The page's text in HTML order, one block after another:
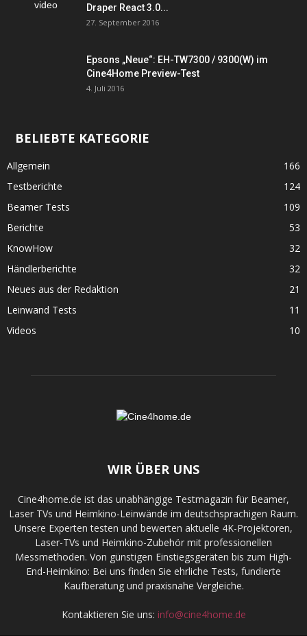
Draper React 3.0...
27. September 2016
Epsons „Neue“: EH-TW7300 / 9300(W) im
Cine4Home Preview-Test
4. Juli 2016
BELIEBTE KATEGORIE
Allgemein
166
Testberichte
124
Beamer Tests
109
Berichte
53
KnowHow
32
Händlerberichte
32
Neues aus der Redaktion
21
Leinwand Tests
11
Videos
10
WIR ÜBER UNS
Cine4home.de ist das unabhängige Testmagazin für Beamer,
Laser TVs und Heimkino-Leinwände im deutschsprachigen Raum.
Unsere Experten testen und bewerten aktuelle 4K-Projektoren,
Laser-TVs und Heimkino-Zubehör mit professionellen
Messmethoden. Von günstigen Einstiegsgeräten bis zum High-
End-Heimkino: Bei uns finden Sie ehrliche Tests, fundierte
Kaufberatung und praxisnahe Vergleiche.
Kontaktieren Sie uns: info@cine4home.de